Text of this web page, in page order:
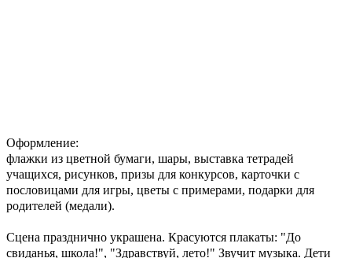
Оформление:
флажки из цветной бумаги, шары, выставка тетрадей
учащихся, рисунков, призы для конкурсов, карточки с
пословицами для игры, цветы с примерами, подарки для
родителей (медали).
Сцена празднично украшена. Красуются плакаты: "До
свиданья, школа!", "Здравствуй, лето!" Звучит музыка. Дети